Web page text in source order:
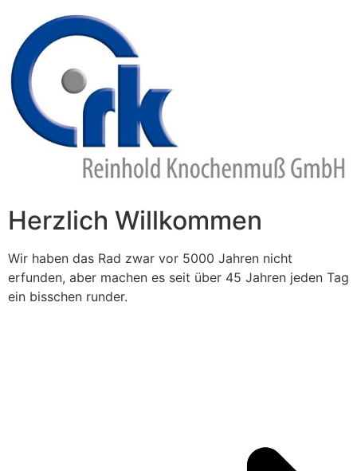
Inhalt
springen
Herzlich Willkommen
Wir haben das Rad zwar vor 5000 Jahren nicht
erfunden, aber machen es seit über 45 Jahren jeden Tag
ein bisschen runder.